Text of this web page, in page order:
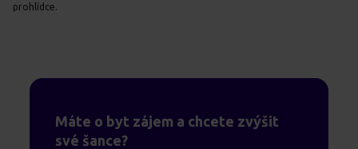
prohlídce.
Máte o byt zájem a chcete zvýšit
své šance?